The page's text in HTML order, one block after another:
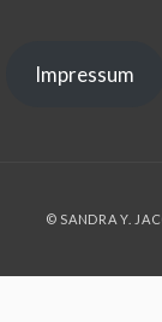
Impressum
© SANDRA Y.